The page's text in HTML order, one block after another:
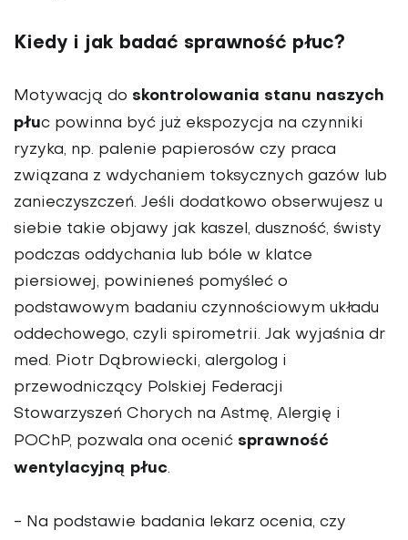
Kiedy i jak badać sprawność płuc?
Motywacją do skontrolowania stanu naszych
płuc powinna być już ekspozycja na czynniki
ryzyka, np. palenie papierosów czy praca
związana z wdychaniem toksycznych gazów lub
zanieczyszczeń. Jeśli dodatkowo obserwujesz u
siebie takie objawy jak kaszel, duszność, świsty
podczas oddychania lub bóle w klatce
piersiowej, powinieneś pomyśleć o
podstawowym badaniu czynnościowym układu
oddechowego, czyli spirometrii. Jak wyjaśnia dr
med. Piotr Dąbrowiecki, alergolog i
przewodniczący Polskiej Federacji
Stowarzyszeń Chorych na Astmę, Alergię i
POChP, pozwala ona ocenić sprawność
wentylacyjną płuc.
- Na podstawie badania lekarz ocenia, czy